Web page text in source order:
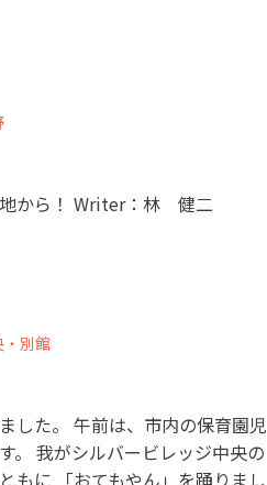
から！ Writer：林 健二
・別館
した。 午前は、市内の保育園児
。 我がシルバービレッジ中央の
もに 「おてもやん」を踊りまし